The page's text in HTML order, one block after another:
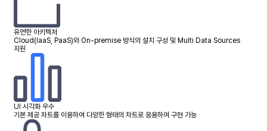
유연한 아키텍처
Cloud(laaS, PaaS)와 On-premise 방식의 설치 구성 및 Multi Data Sources
지원
UI 시각화 우수
기본 제공 차트를 이용하여 다양한 형태의 차트로 응용하여 구현 가능